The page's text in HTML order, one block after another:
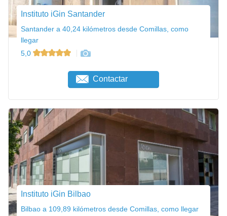
Instituto iGin Santander
Santander a 40,24 kilómetros desde Comillas, como
llegar
5,0
Contactar
Instituto iGin Bilbao
Bilbao a 109,89 kilómetros desde Comillas, como llegar